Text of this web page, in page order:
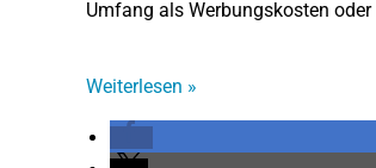
Umfang als Werbungskosten
Weiterlesen »